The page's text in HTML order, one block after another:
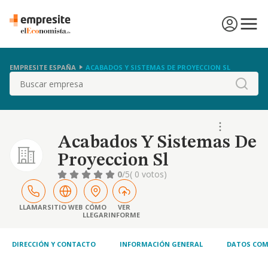
EMPRESITE ESPAÑA ACABADOS Y SISTEMAS DE PROYECCION SL
Buscar
Acabados Y Sistemas De
Proyeccion Sl
0/5( 0 votos)
LLAMARSITIO WEB CÓMO
LLEGAR
VER
INFORME
DIRECCIÓN Y CONTACTO INFORMACIÓN GENERAL DATOS